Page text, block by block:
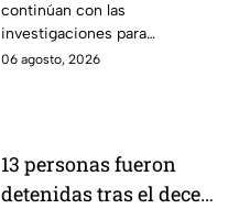
estado de salud de los
afectados en la
Estación Delta en León
continúan con las
investigaciones para
esclarecer el hecho.
06 agosto, 2026
13 personas fueron
detenidas tras el deceso